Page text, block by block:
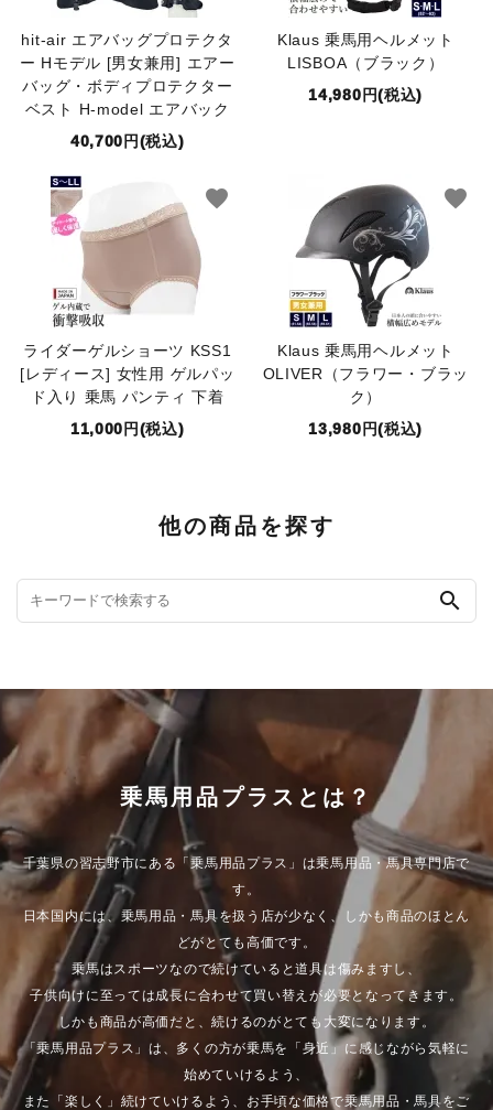
hit-air エアバッグプロテクタ
ー Hモデル [男女兼用] エアー
バッグ・ボディプロテクター
ベスト H-model エアバック
40,700円(税込)
Klaus 乗馬用ヘルメット
LISBOA（ブラック）
14,980円(税込)
ライダーゲルショーツ KSS1
[レディース] 女性用 ゲルパッ
ド入り 乗馬 パンティ 下着
11,000円(税込)
favorite
Klaus 乗馬用ヘルメット
OLIVER（フラワー・ブラッ
ク）
13,980円(税込)
favorite
他の商品を探す
search
乗馬用品プラスとは？
千葉県の習志野市にある「乗馬用品プラス」は乗馬用品・馬具専門店で
す。
日本国内には、乗馬用品・馬具を扱う店が少なく、しかも商品のほとん
どがとても高価です。
乗馬はスポーツなので続けていると道具は傷みますし、
子供向けに至っては成長に合わせて買い替えが必要となってきます。
しかも商品が高価だと、続けるのがとても大変になります。
「乗馬用品プラス」は、多くの方が乗馬を「身近」に感じながら気軽に
始めていけるよう、
また「楽しく」続けていけるよう、お手頃な価格で乗馬用品・馬具をご